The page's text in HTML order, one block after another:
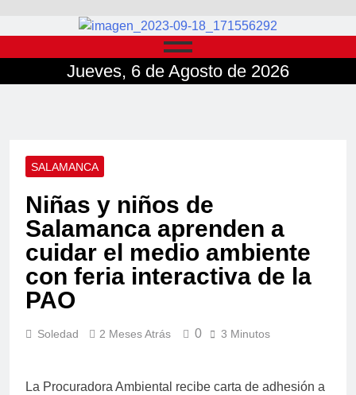
Jueves, 6 de Agosto de 2026
SALAMANCA
Niñas y niños de
Salamanca aprenden a
cuidar el medio ambiente
con feria interactiva de la
PAO
Soledad 2 Meses Atrás 0 3 Minutos
La Procuradora Ambiental recibe carta de adhesión a